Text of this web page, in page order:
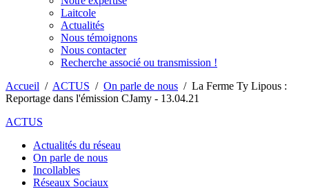
Laitcole
Actualités
Nous témoignons
Nous contacter
Recherche associé ou transmission !
Accueil / ACTUS / On parle de nous / La Ferme Ty Lipous :
Reportage dans l'émission CJamy - 13.04.21
ACTUS
Actualités du réseau
On parle de nous
Incollables
Réseaux Sociaux